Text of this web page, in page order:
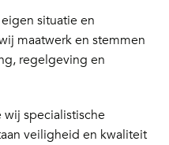
situatie en
maatwerk en stemmen
regelgeving en
specialistische
veiligheid en kwaliteit